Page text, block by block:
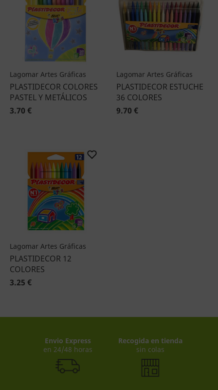
Lagomar Artes Gráficas
PLASTIDECOR COLORES
PASTEL Y METÁLICOS
3.70 €
Lagomar Artes Gráficas
PLASTIDECOR ESTUCHE
36 COLORES
9.70 €
Lagomar Artes Gráficas
PLASTIDECOR 12
COLORES
3.25 €
Envio Express
en 24/48 horas
Recogida en tienda
sin colas